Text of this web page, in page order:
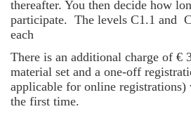
thereafter. You then decide how
participate. The levels C1.1 and
each
There is an additional charge of €
material set and a one-off
applicable for online
the first time.